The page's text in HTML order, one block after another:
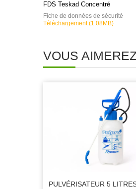
FDS Teskad Concentré
Fiche de données de sécurité
Téléchargement (1.08MB)
VOUS
PULVÉRISATEUR 5